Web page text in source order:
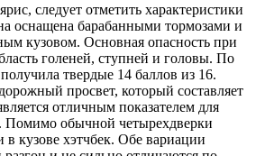
следует отметить характеристики
оснащена барабанными тормозами и
кузовом. Основная опасность при
голеней, ступней и головы. По
твердые 14 баллов из 16.
просвет, который составляет
отличным показателем для
Помимо обычной четырехдверки
в кузове хэтчбек. Обе вариации